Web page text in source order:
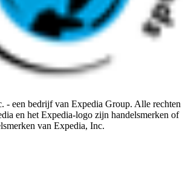
- een bedrijf van Expedia Group. Alle rechten
en het Expedia-logo zijn handelsmerken of
van Expedia, Inc.